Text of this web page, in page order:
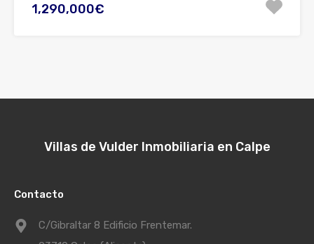
1,290,000€
Villas de Vulder Inmobiliaria en Calpe
Contacto
C/Gibraltar 8 Edificio Frentemar.